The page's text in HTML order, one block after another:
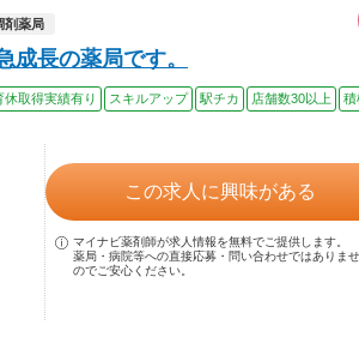
剤薬局
長の薬局です。
休取得実績有り スキルアップ 駅チカ 店舗数30以上
積
この求人に興味がある
マイナビ薬剤師が求人情報を無料でご提供します。
薬局・病院等への直接応募・問い合わせではありま
のでご安心ください。